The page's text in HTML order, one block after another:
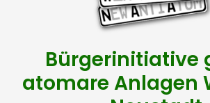
Bürgerinitiative
atomare Anlagen